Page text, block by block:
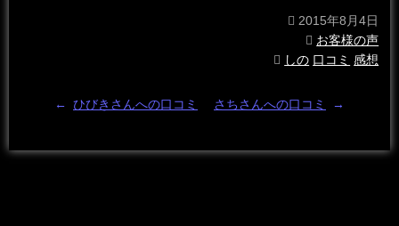
2015年8月4日
お客様の声
しの 口コミ 感想
← ひびきさんへの口コミ さちさんへの口コミ →